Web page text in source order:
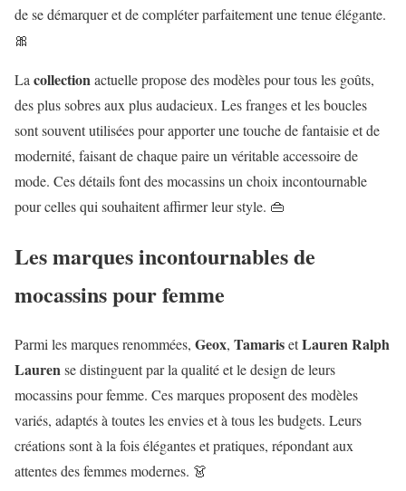
de se démarquer et de compléter parfaitement une tenue élégante.
🎀
La collectionactuelle propose des modèles pour tous les goûts,
des plus sobres aux plus audacieux. Les franges et les boucles
sont souvent utilisées pour apporter une touche de fantaisie et de
modernité, faisant de chaque paire un véritable accessoire de
mode. Ces détails font des mocassins un choix incontournable
pour celles qui souhaitent affirmer leur style. 👜
Les marques incontournables de
mocassins pour femme
Parmi les marques renommées, Geox, TamarisetLauren Ralph
Laurense distinguent par la qualité et le design de leurs
mocassins pour femme. Ces marques proposent des modèles
variés, adaptés à toutes les envies et à tous les budgets. Leurs
créations sont à la fois élégantes et pratiques, répondant aux
attentes des femmes modernes. 👗